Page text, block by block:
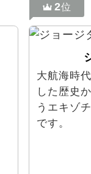
2位
大航海時
した歴史
うエキゾ
です。